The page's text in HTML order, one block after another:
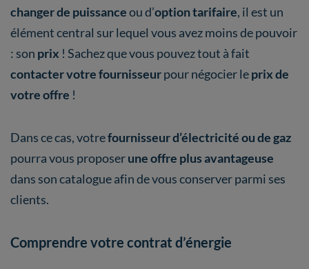
changer de puissanceou d’option tarifaire, il est un
élément central sur lequel vous avez moins de pouvoir
: son prix ! Sachez que vous pouvez tout à fait
contacter votre fournisseurpour négocier leprix de
votre offre !
Dans ce cas, votrefournisseur d’électricité ou de gaz
pourra vous proposerune offre plus avantageuse
dans son catalogue afin de vous conserver parmi ses
clients.
Comprendre votre contrat d’énergie